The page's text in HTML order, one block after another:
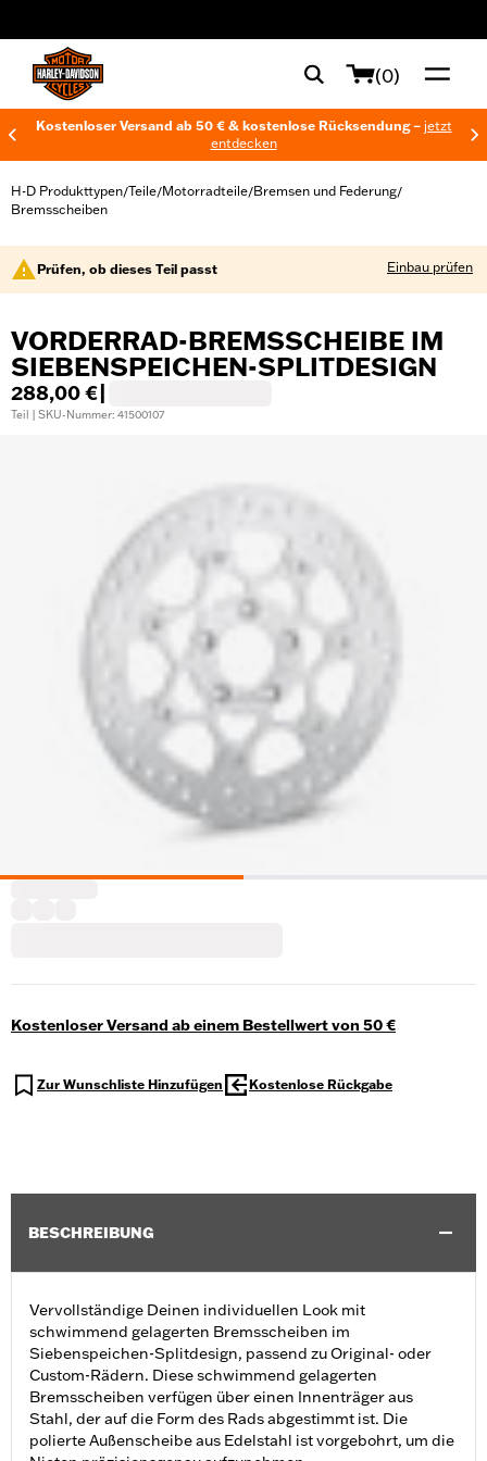
(0)
Kostenloser Versand ab 50 € & kostenlose Rücksendung – jetzt
entdecken
H-D Produkttypen/Teile/Motorradteile/Bremsen und Federung/
Bremsscheiben
Prüfen, ob dieses Teil passt Einbau prüfen
VORDERRAD-BREMSSCHEIBE IM
SIEBENSPEICHEN-SPLITDESIGN
288,00 €
Teil | SKU-Nummer: 41500107
Kostenloser Versand ab einem Bestellwert von 50 €
Zur Wunschliste Hinzufügen Kostenlose Rückgabe
BESCHREIBUNG
Vervollständige Deinen individuellen Look mit
schwimmend gelagerten Bremsscheiben im
Siebenspeichen-Splitdesign, passend zu Original- oder
Custom-Rädern. Diese schwimmend gelagerten
Bremsscheiben verfügen über einen Innenträger aus
Stahl, der auf die Form des Rads abgestimmt ist. Die
polierte Außenscheibe aus Edelstahl ist vorgebohrt, um die